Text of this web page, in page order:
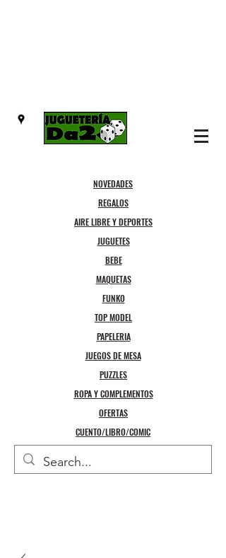
NOVEDADES
REGALOS
AIRE LIBRE Y DEPORTES
JUGUETES
BEBE
MAQUETAS
FUNKO
TOP MODEL
PAPELERIA
JUEGOS DE MESA
PUZZLES
ROPA Y COMPLEMENTOS
OFERTAS
CUENTO/LIBRO/COMIC